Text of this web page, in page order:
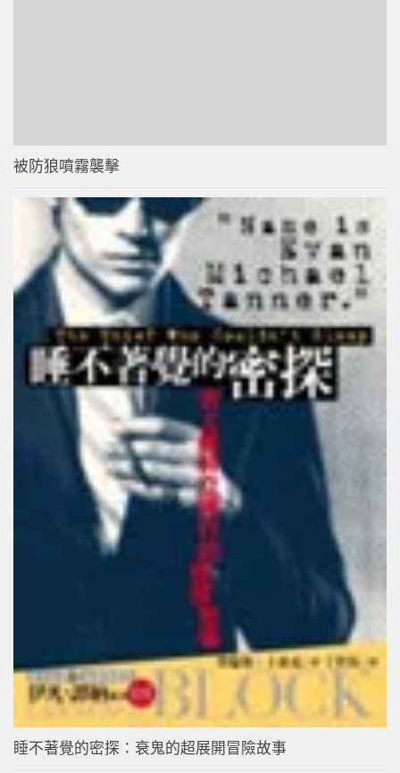
被防狼噴霧襲擊
睡不著覺的密探：衰鬼的超展開冒險故事